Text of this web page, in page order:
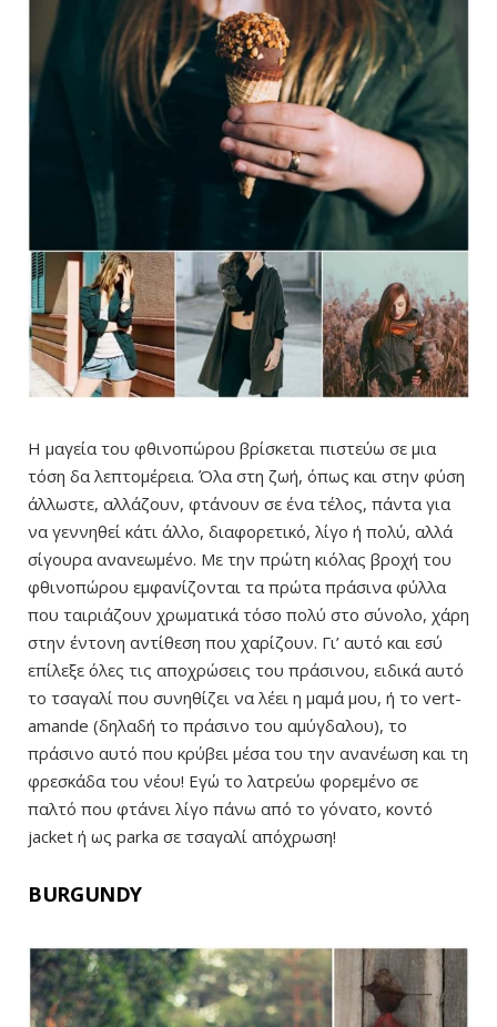
Η μαγεία του φθινοπώρου βρίσκεται πιστεύω σε μια
τόση δα λεπτομέρεια. Όλα στη ζωή, όπως και στην φύση
άλλωστε, αλλάζουν, φτάνουν σε ένα τέλος, πάντα για
να γεννηθεί κάτι άλλο, διαφορετικό, λίγο ή πολύ, αλλά
σίγουρα ανανεωμένο. Με την πρώτη κιόλας βροχή του
φθινοπώρου εμφανίζονται τα πρώτα πράσινα φύλλα
που ταιριάζουν χρωματικά τόσο πολύ στο σύνολο, χάρη
στην έντονη αντίθεση που χαρίζουν. Γι’ αυτό και εσύ
επίλεξε όλες τις αποχρώσεις του πράσινου, ειδικά αυτό
το τσαγαλί που συνηθίζει να λέει η μαμά μου, ή το vert-
amande (δηλαδή το πράσινο του αμύγδαλου), το
πράσινο αυτό που κρύβει μέσα του την ανανέωση και τη
φρεσκάδα του νέου! Εγώ το λατρεύω φορεμένο σε
παλτό που φτάνει λίγο πάνω από το γόνατο, κοντό
jacket ή ως parka σε τσαγαλί απόχρωση!
BURGUNDY